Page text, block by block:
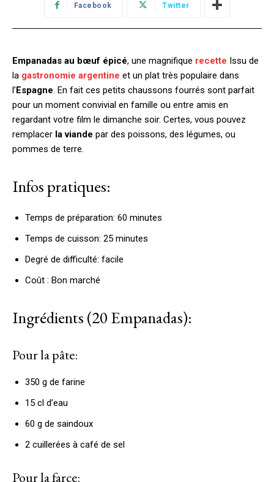
Facebook Twitter
Empanadas au bœuf épicé, une magnifique recette Issu de
la gastronomie argentine et un plat très populaire dans
l’Espagne. En fait ces petits chaussons fourrés sont parfait
pour un moment convivial en famille ou entre amis en
regardant votre film le dimanche soir. Certes, vous pouvez
remplacer la viande par des poissons, des légumes, ou
pommes de terre.
Infos pratiques:
Temps de préparation: 60 minutes
Temps de cuisson: 25 minutes
Degré de difficulté: facile
Coût : Bon marché
Ingrédients (20 Empanadas):
Pour la pâte:
350 g de farine
15 cl d’eau
60 g de saindoux
2 cuillerées à café de sel
Pour la farce: